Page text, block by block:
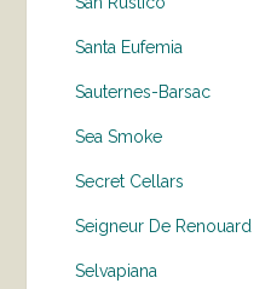
Santa Eufemia
Sauternes-Barsac
Sea Smoke
Secret Cellars
Seigneur De Renouard
Selvapiana